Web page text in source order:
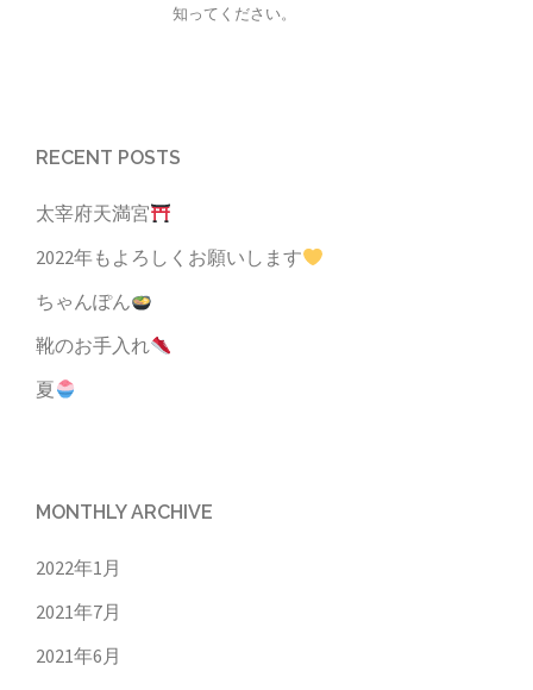
知ってください。
RECENT POSTS
太宰府天満宮
2022年もよろしくお願いします
ちゃんぽん
靴のお手入れ
夏
MONTHLY ARCHIVE
2022年1月
2021年7月
2021年6月